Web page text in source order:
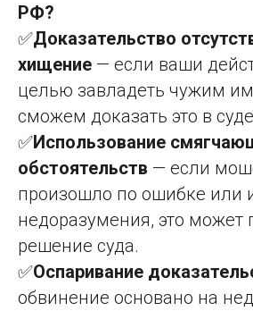
РФ?
✅Доказательство
хищение — если ваши
целью завладеть чужим
сможем доказать это в
✅Использование
обстоятельств — если
произошло по ошибке или
недоразумения, это может
решение суда.
✅Оспаривание
обвинение основано на